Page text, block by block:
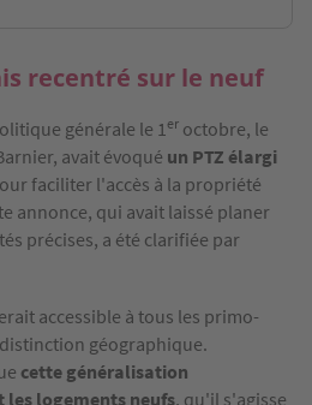
recentré sur le neuf
générale le 1er octobre, le
avait évoqué un PTZ élargi
faciliter l'accès à la propriété
annonce, qui avait laissé planer
précises, a été clarifiée par
accessible à tous les primo-
géographique.
cette généralisation
logements neufs, qu'il s'agisse